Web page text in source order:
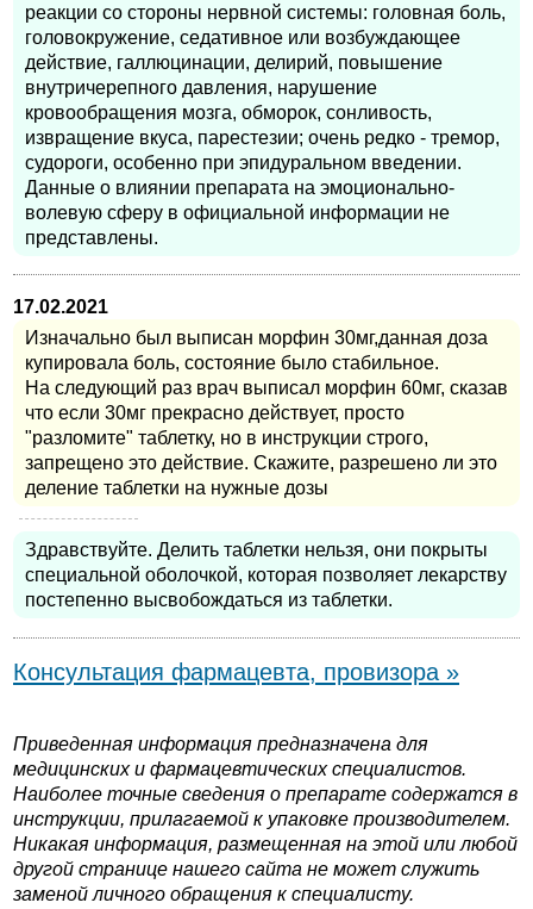
реакции со стороны нервной системы: головная боль,
головокружение, седативное или возбуждающее
действие, галлюцинации, делирий, повышение
внутричерепного давления, нарушение
кровообращения мозга, обморок, сонливость,
извращение вкуса, парестезии; очень редко - тремор,
судороги, особенно при эпидуральном введении.
Данные о влиянии препарата на эмоционально-
волевую сферу в официальной информации не
представлены.
17.02.2021
Изначально был выписан морфин 30мг,данная доза
купировала боль, состояние было стабильное.
На следующий раз врач выписал морфин 60мг, сказав
что если 30мг прекрасно действует, просто
"разломите" таблетку, но в инструкции строго,
запрещено это действие. Скажите, разрешено ли это
деление таблетки на нужные дозы
Здравствуйте. Делить таблетки нельзя, они покрыты
специальной оболочкой, которая позволяет лекарству
постепенно высвобождаться из таблетки.
Консультация фармацевта, провизора »
Приведенная информация предназначена для
медицинских и фармацевтических специалистов.
Наиболее точные сведения о препарате содержатся в
инструкции, прилагаемой к упаковке производителем.
Никакая информация, размещенная на этой или любой
другой странице нашего сайта не может служить
заменой личного обращения к специалисту.